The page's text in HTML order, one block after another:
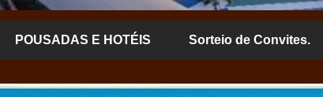
POUSADAS E HOTÉIS Sorteio de Convites.